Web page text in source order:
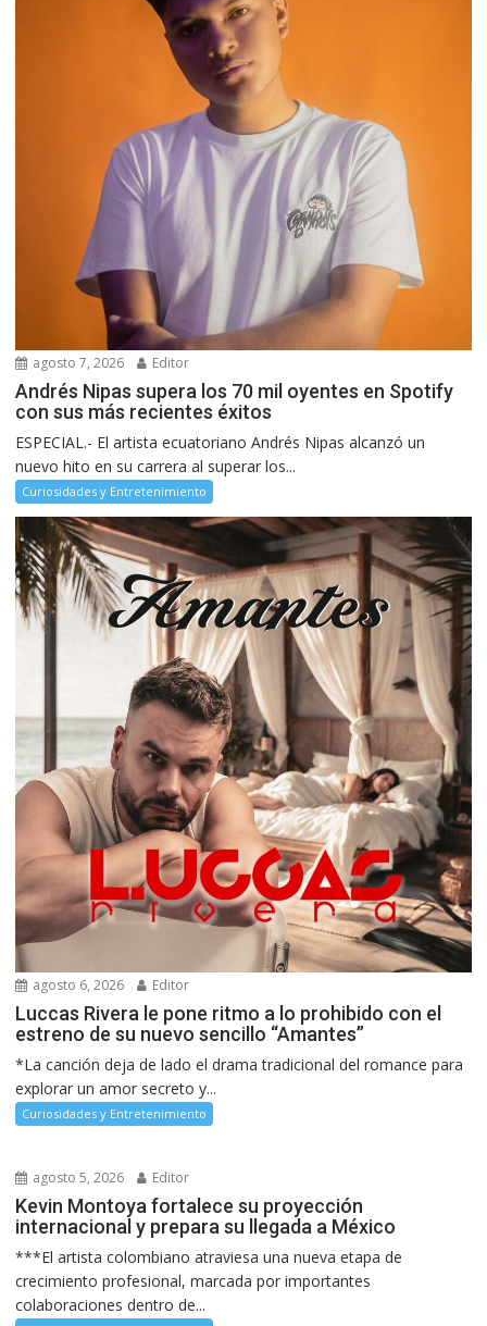
agosto 7, 2026 Editor
Andrés Nipas supera los 70 mil oyentes en Spotify
con sus más recientes éxitos
ESPECIAL.- El artista ecuatoriano Andrés Nipas alcanzó un
nuevo hito en su carrera al superar los...
Curiosidades y Entretenimiento
agosto 6, 2026 Editor
Luccas Rivera le pone ritmo a lo prohibido con el
estreno de su nuevo sencillo “Amantes”
*La canción deja de lado el drama tradicional del romance para
explorar un amor secreto y...
Curiosidades y Entretenimiento
agosto 5, 2026 Editor
Kevin Montoya fortalece su proyección
internacional y prepara su llegada a México
***El artista colombiano atraviesa una nueva etapa de
crecimiento profesional, marcada por importantes
colaboraciones dentro de...